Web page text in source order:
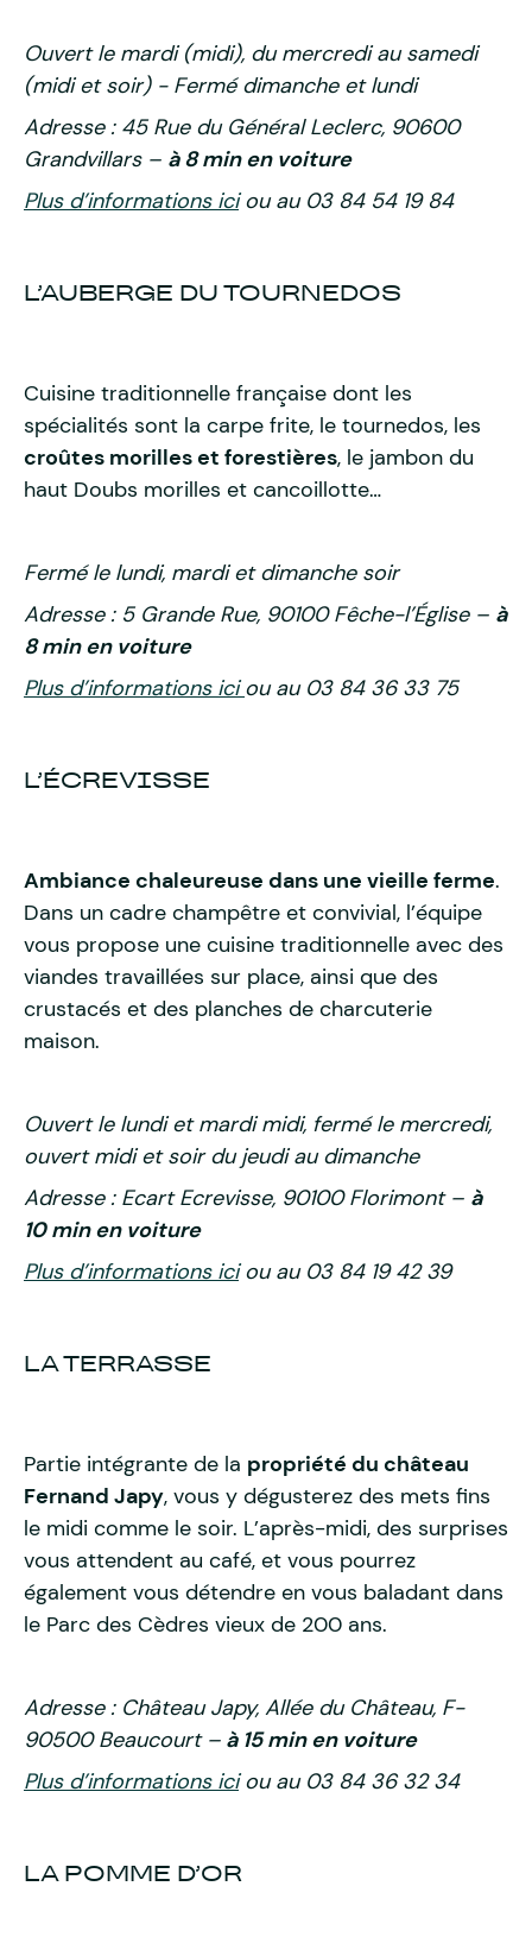
Ouvert le mardi (midi), du mercredi au samedi
(midi et soir) - Fermé dimanche et lundi
Adresse : 45 Rue du Général Leclerc, 90600
Grandvillars – à 8 min en voiture
Plus d’informations iciou au 03 84 54 19 84
L’AUBERGE DU TOURNEDOS
Cuisine traditionnelle française dont les
spécialités sont la carpe frite, le tournedos, les
croûtes morilles et forestières, le jambon du
haut Doubs morilles et cancoillotte…
Fermé le lundi, mardi et dimanche soir
Adresse : 5 Grande Rue, 90100 Fêche-l’Église – à
8 min en voiture
Plus d’informations iciou au 03 84 36 33 75
L’ÉCREVISSE
Ambiance chaleureuse dans une vieille ferme.
Dans un cadre champêtre et convivial, l’équipe
vous propose une cuisine traditionnelle avec des
viandes travaillées sur place, ainsi que des
crustacés et des planches de charcuterie
maison.
Ouvert le lundi et mardi midi, fermé le mercredi,
ouvert midi et soir du jeudi au dimanche
Adresse : Ecart Ecrevisse, 90100 Florimont – à
10 min en voiture
Plus d’informations iciou au 03 84 19 42 39
LA TERRASSE
Partie intégrante de la propriété du château
Fernand Japy, vous y dégusterez des mets fins
le midi comme le soir. L’après-midi, des surprises
vous attendent au café, et vous pourrez
également vous détendre en vous baladant dans
le Parc des Cèdres vieux de 200 ans.
Adresse : Château Japy, Allée du Château, F-
90500 Beaucourt – à 15 min en voiture
Plus d’informations iciou au 03 84 36 32 34
LA POMME D’OR